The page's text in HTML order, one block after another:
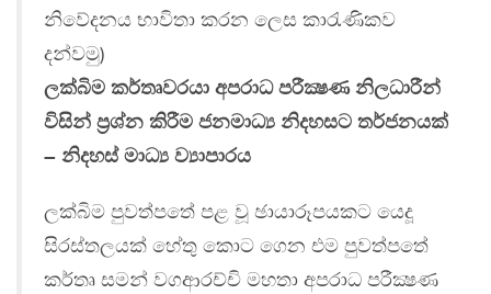
නිවේදනය භාවිතා කරන ලෙස කාරැණිකව
දන්වමු)
ලක්බිම කර්තෘවරයා අපරාධ පරීක්‍ෂණ නිලධාරීන්
විසින් ප‍්‍රශ්න කිරීම ජනමාධ්‍ය නිදහසට තර්ජනයක්
– නිදහස් මාධ්‍ය ව්‍යාපාරය
ලක්බිම පුවත්පතේ පළ වූ ඡායාරූපයකට යෙදූ
සිරස්තලයක් හේතු කොට ගෙන එම පුවත්පතේ
කර්තෘ සමන් වගආරච්චි මහතා අපරාධ පරීක්‍ෂණ